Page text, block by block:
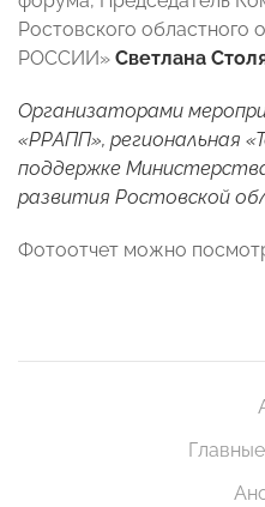
Ростовского областного
РОССИИ» Светлана
Организаторами
«РРАПП», региональная
поддержке
развития Ростовской
Фотоотчет можно